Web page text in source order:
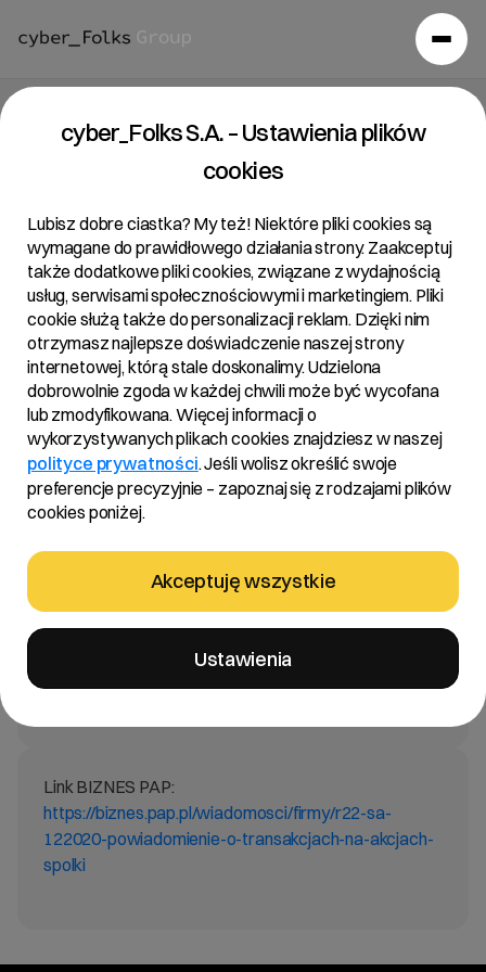
Raport bieżący 12/2020
Temat:
Powiadomienie o transakcjach na akcjach Spółki
Podstawa prawna:
Art. 19 ust. 3 MAR – informacja o transakcjach
wykonywanych przez osoby pełniące obowiązki
zarządcze.
Treść:
Zarząd R22 S.A. z siedzibą w Poznaniu „Spółka”
informuje, że wpłynęło do Spółki powiadomienie o
Link BIZNES PAP:
https://biznes.pap.pl/wiadomosci/firmy/r22-sa-
122020-powiadomienie-o-transakcjach-na-akcjach-
spolki
cyber_Folks S.A. – Ustawienia plików
cookies
Lubisz dobre ciastka? My też! Niektóre pliki cookies są
wymagane do prawidłowego działania strony. Zaakceptuj
także dodatkowe pliki cookies, związane z wydajnością
usług, serwisami społecznościowymi i marketingiem. Pliki
cookie służą także do personalizacji reklam. Dzięki nim
otrzymasz najlepsze doświadczenie naszej strony
internetowej, którą stale doskonalimy. Udzielona
dobrowolnie zgoda w każdej chwili może być wycofana
lub zmodyfikowana. Więcej informacji o
wykorzystywanych plikach cookies znajdziesz w naszej
polityce prywatności. Jeśli wolisz określić swoje
preferencje precyzyjnie – zapoznaj się z rodzajami plików
cookies poniżej.
Akceptuję wszystkie
Ustawienia